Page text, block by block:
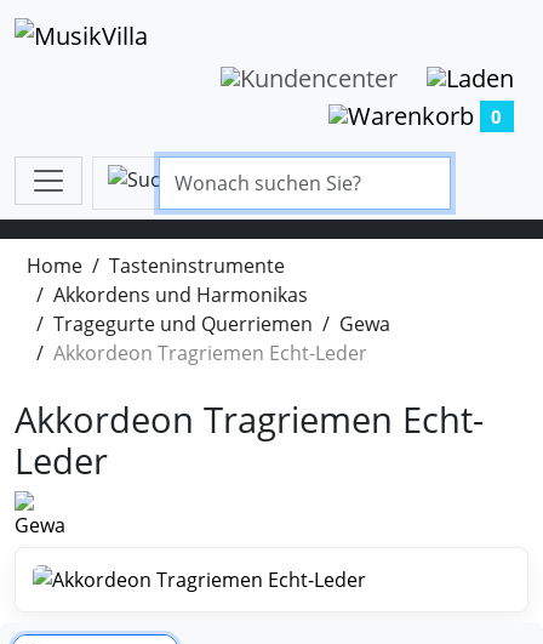
0
Home
Tasteninstrumente
Akkordens und Harmonikas
Tragegurte und Querriemen
Gewa
Akkordeon Tragriemen Echt-Leder
Akkordeon Tragriemen Echt-
Leder